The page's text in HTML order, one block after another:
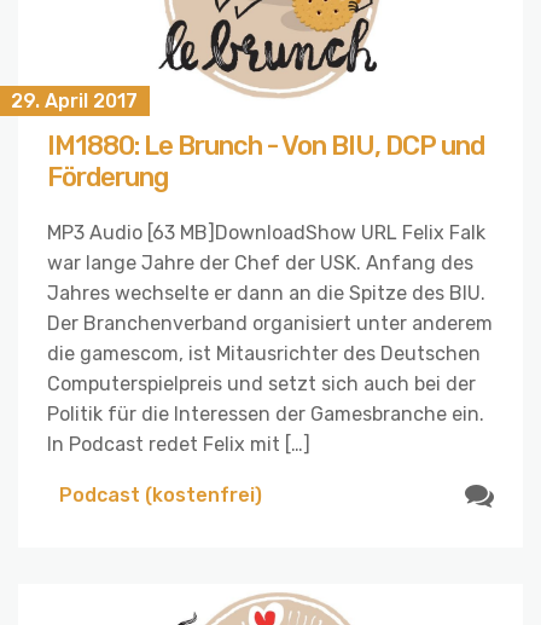
29. April 2017
IM1880: Le Brunch - Von BIU, DCP und
Förderung
MP3 Audio [63 MB]DownloadShow URL Felix Falk
war lange Jahre der Chef der USK. Anfang des
Jahres wechselte er dann an die Spitze des BIU.
Der Branchenverband organisiert unter anderem
die gamescom, ist Mitausrichter des Deutschen
Computerspielpreis und setzt sich auch bei der
Politik für die Interessen der Gamesbranche ein.
In Podcast redet Felix mit […]
Podcast (kostenfrei)